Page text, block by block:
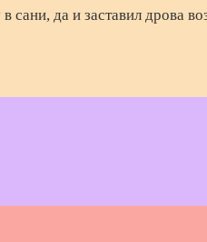
да и заставил дрова